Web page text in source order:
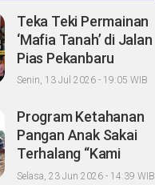
Teka Teki Permainan
‘Mafia Tanah’ di Jalan
Pias Pekanbaru
Menjadi Terang di
Senin, 13 Jul 2026 - 19:05 WIB
Program Ketahanan
Pangan Anak Sakai
Terhalang “Kami
Lapor Propam Polda
Selasa, 23 Jun 2026 - 14:39 WIB